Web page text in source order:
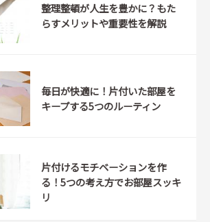
整理整頓が人生を豊かに？もた
らすメリットや重要性を解説
毎日が快適に！片付いた部屋を
キープする5つのルーティン
片付けるモチベーションを作
る！5つの考え方でお部屋スッキ
リ